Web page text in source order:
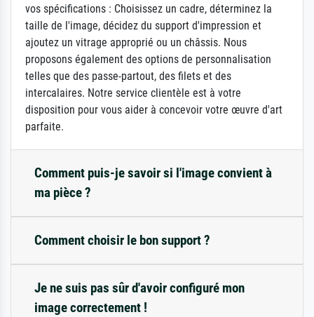
vos spécifications : Choisissez un cadre, déterminez la
taille de l'image, décidez du support d'impression et
ajoutez un vitrage approprié ou un châssis. Nous
proposons également des options de personnalisation
telles que des passe-partout, des filets et des
intercalaires. Notre service clientèle est à votre
disposition pour vous aider à concevoir votre œuvre d'art
parfaite.
Comment puis-je savoir si l'image convient à
ma pièce ?
Comment choisir le bon support ?
Je ne suis pas sûr d'avoir configuré mon
image correctement !